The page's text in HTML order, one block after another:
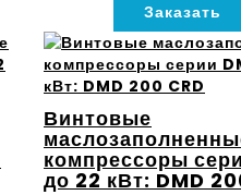
Заказать
Винтовые
компрессоры
до 22 кВт: DMD